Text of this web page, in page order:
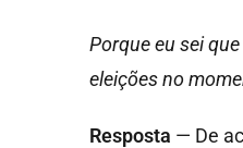
Porque eu sei
eleições no
Resposta — De